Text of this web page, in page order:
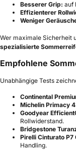
Besserer Grip: auf
Effizienterer
Weniger
Wer maximale Sicherheit
spezialisierte
Empfohlene
Unabhängige Tests
Continental
Michelin Primacy
Goodyear
Rollwiderstand.
Bridgestone
Pirelli Cinturato P7
Handling.